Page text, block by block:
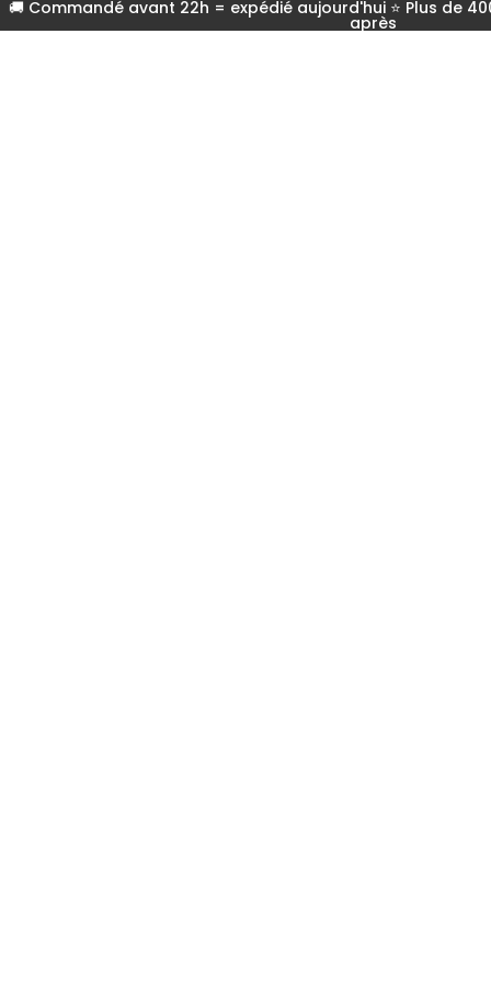
🚚 Commandé avant 22h = expédié aujourd'hui ⭐ Plus de
après